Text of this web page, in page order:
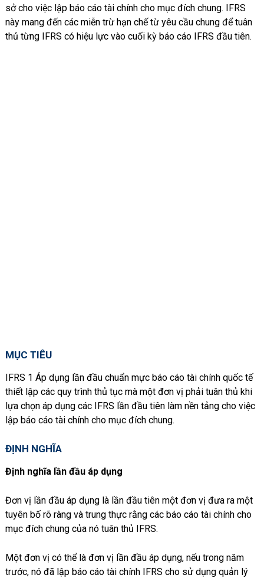
sở cho việc lập báo cáo tài chính cho mục đích chung. IFRS
này mang đến các miễn trừ hạn chế từ yêu cầu chung để tuân
thủ từng IFRS có hiệu lực vào cuối kỳ báo cáo IFRS đầu tiên.
MỤC TIÊU
IFRS 1 Áp dụng lần đầu chuẩn mực báo cáo tài chính quốc tế
thiết lập các quy trình thủ tục mà một đơn vị phải tuân thủ khi
lựa chọn áp dụng các IFRS lần đầu tiên làm nền tảng cho việc
lập báo cáo tài chính cho mục đích chung.
ĐỊNH NGHĨA
Định nghĩa lần đầu áp dụng
Đơn vị lần đầu áp dụng là lần đầu tiên một đơn vị đưa ra một
tuyên bố rõ ràng và trung thực rằng các báo cáo tài chính cho
mục đích chung của nó tuân thủ IFRS.
Một đơn vị có thể là đơn vị lần đầu áp dụng, nếu trong năm
trước, nó đã lập báo cáo tài chính IFRS cho sử dụng quản lý